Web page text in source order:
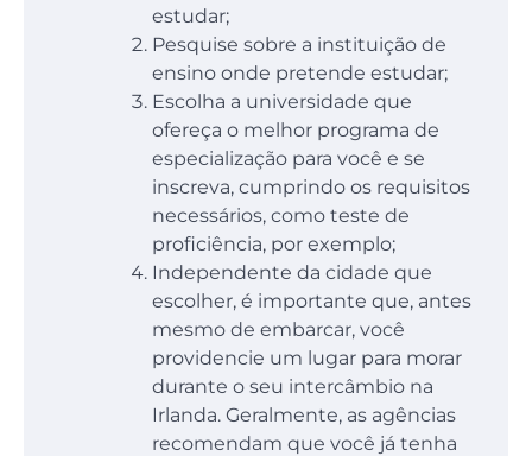
estudar;
Pesquise sobre a instituição de
ensino onde pretende estudar;
Escolha a universidade que
ofereça o melhor programa de
especialização para você e se
inscreva, cumprindo os requisitos
necessários, como teste de
proficiência, por exemplo;
Independente da cidade que
escolher, é importante que, antes
mesmo de embarcar, você
providencie um lugar para morar
durante o seu intercâmbio na
Irlanda. Geralmente, as agências
recomendam que você já tenha